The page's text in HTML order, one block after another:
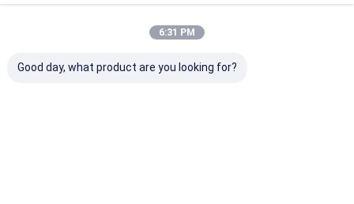
टॉप हैमर ड्रिलिंग टूल्स
6:31 PM
Good day, what product are you looking for?